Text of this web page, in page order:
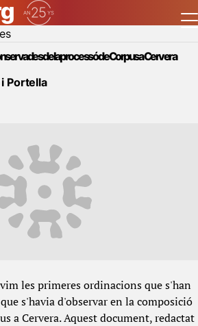
de la processó de Corpus a Cervera
Portella
les primeres ordinacions que s'han
s'havia d'observar en la composició
a Cervera. Aquest document, redactat